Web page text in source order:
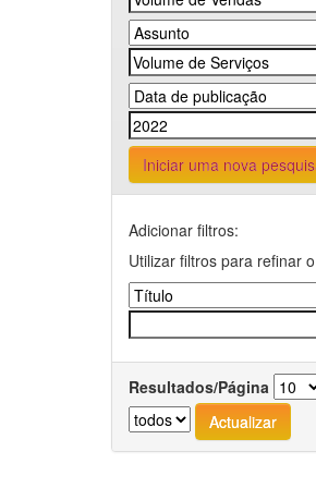
Iniciar uma nova
Adicionar filtros:
Utilizar filtros para refinar
Resultados/Página